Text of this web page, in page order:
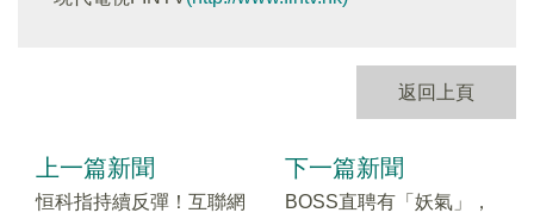
返回上頁
上一篇新聞
恒科指持續反彈！互聯網
下一篇新聞
BOSS直聘有「妖氣」，